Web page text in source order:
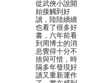
從武俠小說開
始接觸到好
讀，陸陸續續
也看了很多好
書，六年前看
到周博士的消
息覺得十分不
捨與可惜，時
隔多年發現好
讀又重新運作